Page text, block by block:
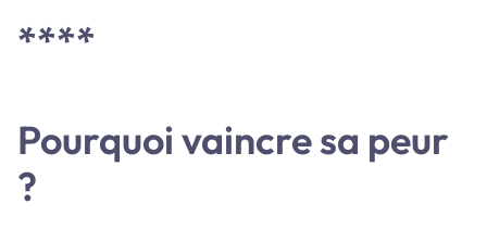
****
Pourquoi vaincre sa peur
?